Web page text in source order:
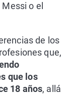
o el
de los
que,
que los
18 años, allá